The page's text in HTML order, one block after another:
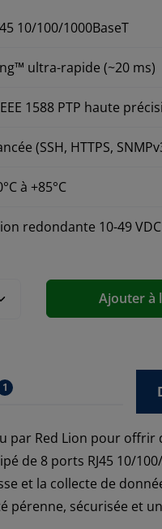
10/100/1000BaseT
ultra-rapide (~20 ms)
1588 PTP haute
(SSH, HTTPS,
à +85°C
redondante 10-49 VDC
Ajouter à
1
par Red Lion pour
de 8 ports RJ45 10/
et la collecte de
pérenne, sécurisée et